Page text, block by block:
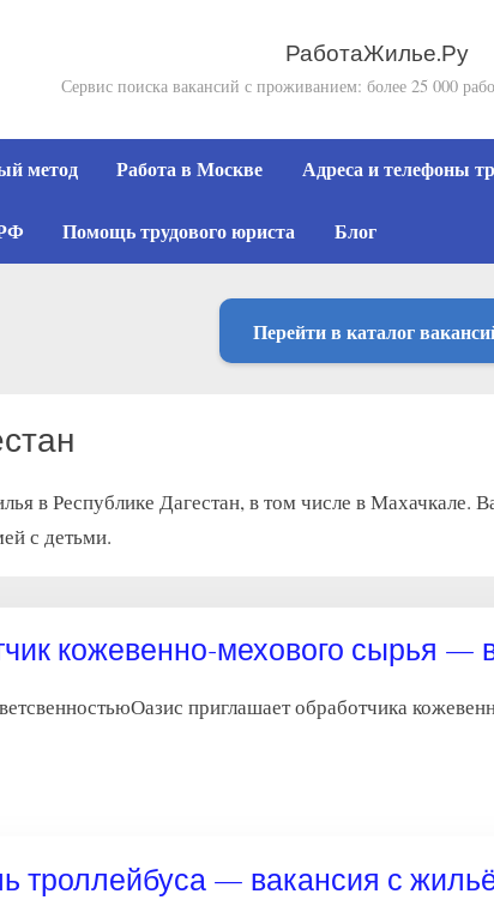
РаботаЖилье.Ру
Сервис поиска вакансий с проживанием: более 25 000
метод Работа в Москве Адреса и телефоны
Помощь трудового юриста Блог
Перейти в каталог
в Республике Дагестан, в том числе в
с детьми.
кожевенно-мехового сырья —
приглашает обработчика
троллейбуса — вакансия с